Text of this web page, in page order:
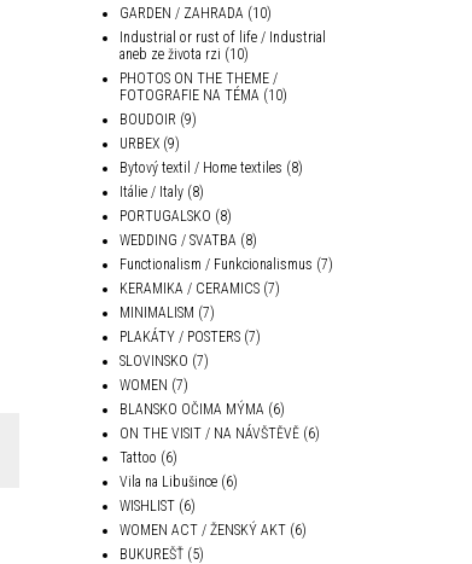
GARDEN / ZAHRADA (10)
Industrial or rust of life / Industrial
aneb ze života rzi (10)
PHOTOS ON THE THEME /
FOTOGRAFIE NA TÉMA (10)
BOUDOIR (9)
URBEX (9)
Bytový textil / Home textiles (8)
Itálie / Italy (8)
PORTUGALSKO (8)
WEDDING / SVATBA (8)
Functionalism / Funkcionalismus (7)
KERAMIKA / CERAMICS (7)
MINIMALISM (7)
PLAKÁTY / POSTERS (7)
SLOVINSKO (7)
WOMEN (7)
BLANSKO OČIMA MÝMA (6)
ON THE VISIT / NA NÁVŠTĚVĚ (6)
Tattoo (6)
Vila na Libušince (6)
WISHLIST (6)
WOMEN ACT / ŽENSKÝ AKT (6)
BUKUREŠŤ (5)